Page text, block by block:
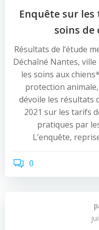
Enquête sur
soins de
Résultats de l‘étude
Déchaîné Nantes,
les soins aux
protection
dévoile les résultats
2021 sur les tarifs
pratiques par
L’enquête,
0